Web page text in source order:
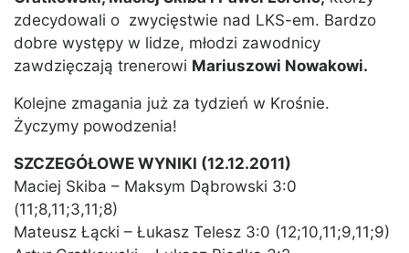
zdecydowali o zwycięstwie nad LKS-em. Bardzo
dobre występy w lidze, młodzi zawodnicy
zawdzięczają trenerowi Mariuszowi Nowakowi.
Kolejne zmagania już za tydzień w Krośnie.
Życzymy powodzenia!
SZCZEGÓŁOWE WYNIKI (12.12.2011)
Maciej Skiba – Maksym Dąbrowski 3:0
(11;8,11;3,11;8)
Mateusz Łącki – Łukasz Telesz 3:0 (12;10,11;9,11;9)